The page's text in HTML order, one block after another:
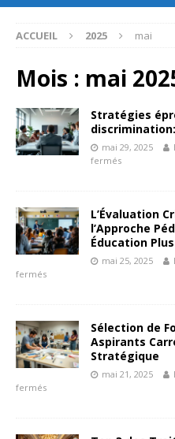
ACCUEIL 2025 mai
Mois : mai
Stratégies
mai 29, 2025
fermés
L’Évaluation
l’Approche
Éducation
mai 25, 2025
fermés
Sélection de
Aspirants
Stratégique
mai 21, 2025
fermés